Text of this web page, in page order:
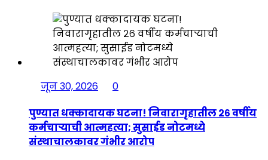
जून 30, 2026
0
पुण्यात धक्कादायक घटना! निवारागृहातील २६ वर्षीय
कर्मचाऱ्याची आत्महत्या; सुसाईड नोटमध्ये
संस्थाचालकावर गंभीर आरोप